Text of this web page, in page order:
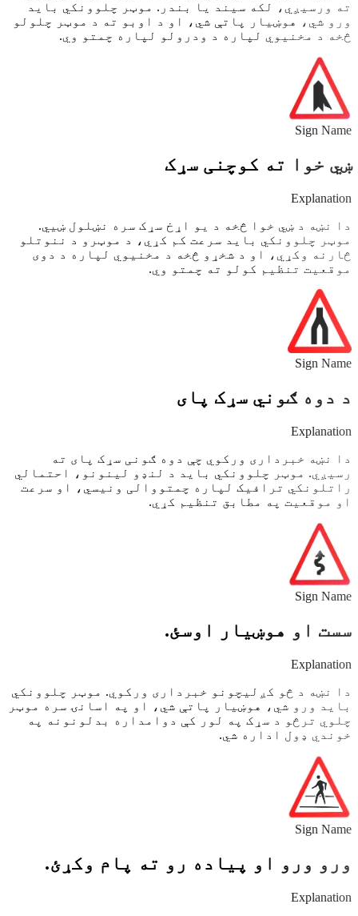
ته ورسیږي، لکه سیند یا بندر. موټر چلوونکي باید
ورو شي، هوښیار پاتې شي، او د اوبو ته د موټر چلولو
څخه د مخنیوي لپاره د ودرولو لپاره چمتو وي.
Sign Name
ښي خوا ته کوچنی سړک
Explanation
دا نښه د ښي خوا څخه د یو اړخ سړک سره نښلول ښیي.
موټر چلوونکي باید سرعت کم کړي، د موټرو د ننوتلو
څارنه وکړي، او د شخړو څخه د مخنیوي لپاره د دوی
موقعیت تنظیم کولو ته چمتو وي.
Sign Name
د دوه ګوني سړک پای
Explanation
دا نښه خبرداری ورکوي چې دوه ګونی سړک پای ته
رسیږي. موټر چلوونکي باید د لنډو لینونو، احتمالي
راتلونکي ترافیک لپاره چمتووالی ونیسي، او سرعت
او موقعیت په مطابق تنظیم کړي.
Sign Name
سست او هوښیار اوسئ.
Explanation
دا نښه د څو کږلیچونو خبرداری ورکوي. موټر چلوونکي
باید ورو شي، هوښیار پاتې شي، او په اسانۍ سره موټر
چلوي ترڅو د سړک په لور کې دوامداره بدلونونه په
خوندي ډول اداره شي.
Sign Name
ورو ورو او پیاده رو ته پام وکړئ.
Explanation